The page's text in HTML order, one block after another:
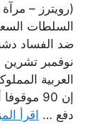
(رويترز –
ضد الفساد
نوفمبر
العربية
إن 90
دفع … اقرأ